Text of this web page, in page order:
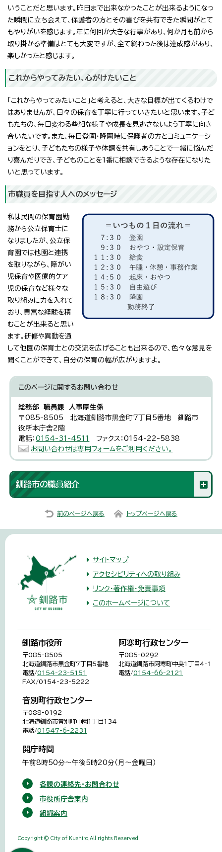
いうことだと思います。昨日まで出来なかったことが出来るようになっ
た瞬間に立ち会えて、保護者の方とその喜びを共有できた瞬間がとて
もやりがいを感じます。年に何回か大きな行事があり、何か月も前から
取り掛かる準備はとても大変ですが、全て終わった後は達成感があり、
楽しかったと感じます。
これからやってみたい、心がけたいこと
「これからやってみたいこと」と考えると、大きな目標が出てくるわけで
はありませんが、日々の保育を丁寧に行っていきたいと思います。子ど
もたちの、毎日変わる些細な様子や成長を見逃さないよう丁寧に向き
合いたいです。また、毎日登園・降園時に保護者の方とコミュニケーシ
ョンをとり、子どもたちの様子や体調を共有しあうことで一緒に悩んだ
り喜んだりでき、子どものことを1番に相談できるような存在になりた
いと思っています。
市職員を目指す人へのメッセージ
私は民間の保育園勤
務から公立保育士に
なりましたが、公立保
育園では他園と連携
を取りながら、障がい
児保育や医療的ケア
児の保育など様々な
取り組みに力を入れて
おり、豊富な経験を積
むことが出来ると思い
ます。研修や異動を通
して他園の保育士との交流を広げることも出来るので、色々な意見を
聞くことができて、自分の保育の幅が広がりますよ。
このページに関するお問い合わせ
総務部 職員課 人事厚生係
〒085-8505 北海道釧路市黒金町7丁目5番地 釧路市
役所本庁舎2階
電話：0154-31-4511
ファクス：0154-22-5838
お問い合わせは専用フォームをご利用ください。
釧路市の職員紹介
前のページへ戻る トップページへ戻る
サイトマップ
アクセシビリティへの取り組み
リンク・著作権・免責事項
このホームページについて
釧路市役所
〒085-8505
北海道釧路市黒金町7丁目5番地
電話/0154-23-5151
FAX/0154-23-5222
阿寒町行政センター
〒085-0292
北海道釧路市阿寒町中央1丁目4-1
電話/0154-66-2121
音別町行政センター
〒088-0192
北海道釧路市音別町中園1丁目134
電話/01547-6-2231
開庁時間
午前8時50分～午後5時20分（月～金曜日）
各課の連絡先・お問合わせ
市役所庁舎案内
組織案内
Copyright © City of Kushiro,All rights Reserved.